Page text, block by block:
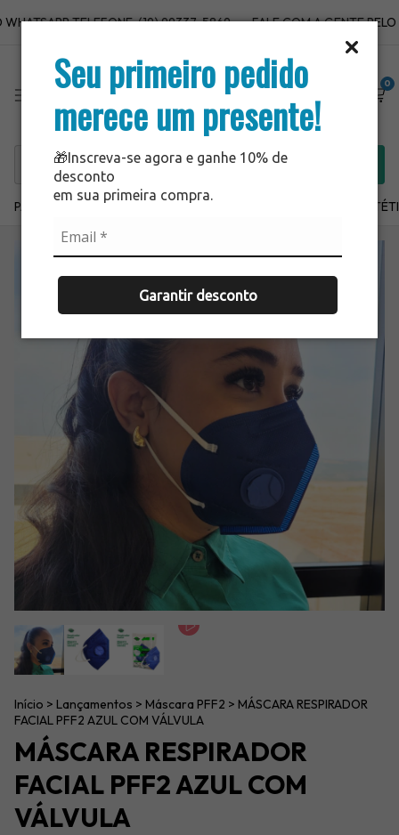
Seu primeiro pedido
merece um presente!
🎁Inscreva-se agora e ganhe 10% de
desconto
em sua primeira compra.
Garantir desconto
(19) 99337-5869 FALE COM A GENTE PELO
0
PARA USAR JÁ LANÇAMENTOS
Início > Lançamentos > Máscara PFF2 > MÁSCARA RESPIRADOR
FACIAL PFF2 AZUL COM VÁLVULA
MÁSCARA RESPIRADOR
FACIAL PFF2 AZUL COM
VÁLVULA